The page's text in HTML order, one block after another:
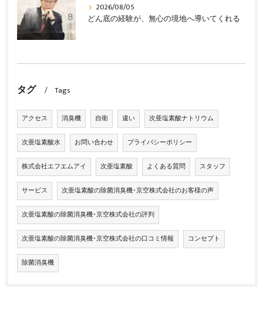
2026/08/05
どん底の経験が、無心の境地へ導いてくれる
タグ Tags
アクセス 消臭機 自衛 違い 次亜塩素酸ナトリウム
次亜塩素酸水 お問い合わせ プライバシーポリシー
株式会社エフエムアイ 次亜塩素酸 よくある質問 スタッフ
サービス 次亜塩素酸の除菌消臭機･京空株式会社のお客様の声
次亜塩素酸の除菌消臭機･京空株式会社の評判
次亜塩素酸の除菌消臭機･京空株式会社の口コミ情報 コンセプト
除菌消臭機